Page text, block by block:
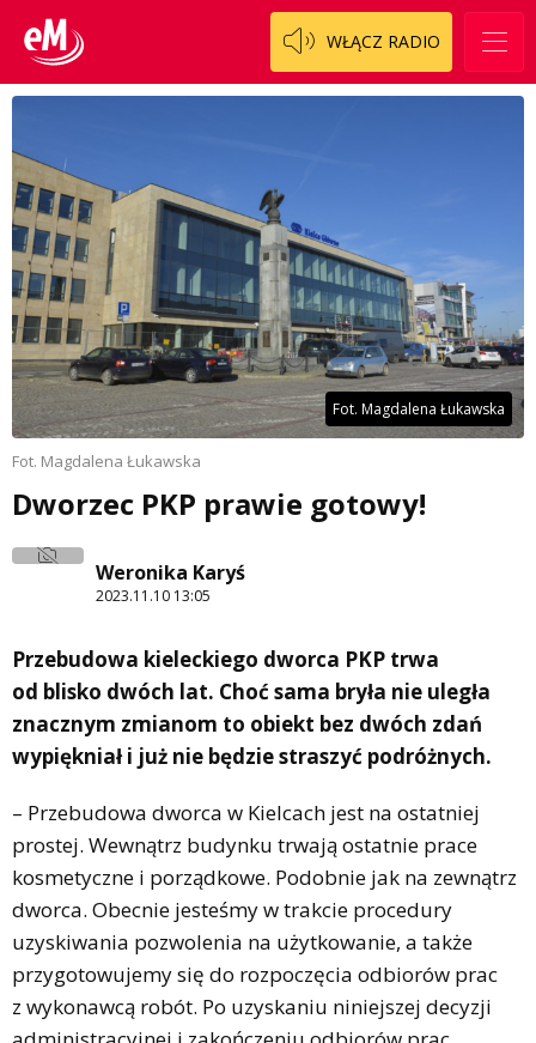
WŁĄCZ RADIO
Fot. Magdalena Łukawska
Fot. Magdalena Łukawska
Dworzec PKP prawie gotowy!
Weronika Karyś
2023.11.10 13:05
Przebudowa kieleckiego dworca PKP trwa
od blisko dwóch lat. Choć sama bryła nie uległa
znacznym zmianom to obiekt bez dwóch zdań
wypiękniał i już nie będzie straszyć podróżnych.
– Przebudowa dworca w Kielcach jest na ostatniej
prostej. Wewnątrz budynku trwają ostatnie prace
kosmetyczne i porządkowe. Podobnie jak na zewnątrz
dworca. Obecnie jesteśmy w trakcie procedury
uzyskiwania pozwolenia na użytkowanie, a także
przygotowujemy się do rozpoczęcia odbiorów prac
z wykonawcą robót. Po uzyskaniu niniejszej decyzji